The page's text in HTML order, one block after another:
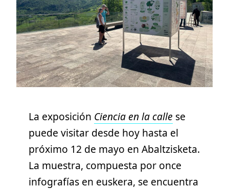
La exposición Ciencia en la calle se
puede visitar desde hoy hasta el
próximo 12 de mayo en Abaltzisketa.
La muestra, compuesta por once
infografías en euskera, se encuentra